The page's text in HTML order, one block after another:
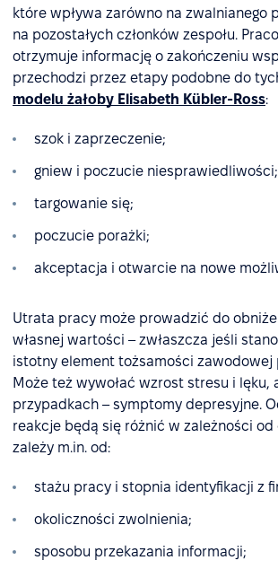
które wpływa zarówno na zwalnianego
na pozostałych członków zespołu.
otrzymuje informację o zakończeniu
przechodzi przez etapy podobne do
modelu żałoby Elisabeth Kübler-Ross:
szok i zaprzeczenie;
gniew i poczucie niesprawiedliwości;
targowanie się;
poczucie porażki;
akceptacja i otwarcie na nowe
Utrata pracy może prowadzić do
własnej wartości – zwłaszcza jeśli
istotny element tożsamości zawodowej
Może też wywołać wzrost stresu i lęku,
przypadkach – symptomy depresyjne.
reakcje będą się różnić w zależności od
zależy m.in. od:
stażu pracy i stopnia identyfikacji z
okoliczności zwolnienia;
sposobu przekazania informacji;